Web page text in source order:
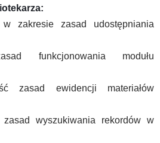
zakresie zasad udostępniania
funkcjonowania modułu
zasad ewidencji materiałów
wyszukiwania rekordów w